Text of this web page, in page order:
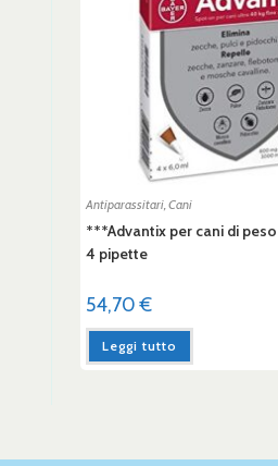
Antiparassitari ,Cani
***Advantix per cani di
4 pipette
54,70€
Leggi tutto